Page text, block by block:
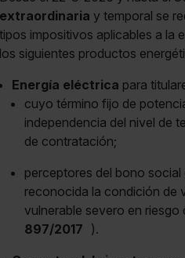
extraordinaria y temporal se
tipos impositivos aplicables a la
los siguientes productos
Energía eléctrica para
cuyo término fijo de
independencia del nivel de
de contratación;
perceptores del bono
reconocida la condición de
vulnerable severo en
897/2017 ).